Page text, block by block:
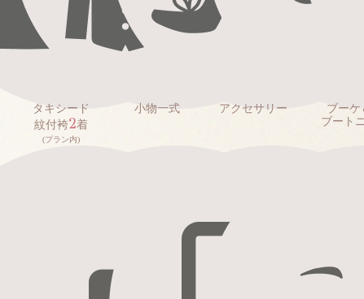
タキシード
紋付袴2着
(プラン内)
小物一式 アクセサリー
ブーケ
ブート